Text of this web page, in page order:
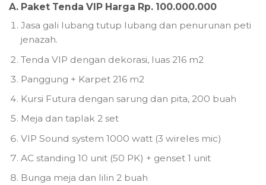
A. Paket Tenda VIP Harga Rp. 100.000.000
Jasa gali lubang tutup lubang dan penurunan peti
jenazah.
Tenda VIP dengan dekorasi, luas 216 m2
Panggung + Karpet 216 m2
Kursi Futura dengan sarung dan pita, 200 buah
Meja dan taplak 2 set
VIP Sound system 1000 watt (3 wireles mic)
AC standing 10 unit (50 PK) + genset 1 unit
Bunga meja dan lilin 2 buah